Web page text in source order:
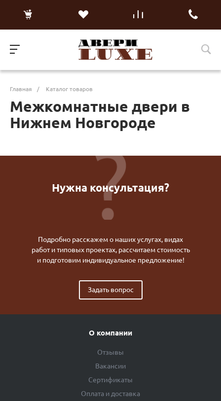
Главная / Каталог товаров
Межкомнатные двери в
Нижнем Новгороде
Нужна консультация?
Подробно расскажем о наших услугах, видах
работ и типовых проектах, рассчитаем стоимость
и подготовим индивидуальное предложение!
Задать вопрос
О компании
Отзывы
Вакансии
Сертификаты
Оплата и доставка